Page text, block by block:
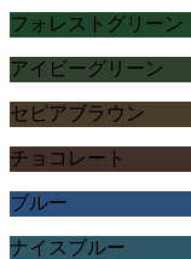
フォレストグリーン
アイビーグリーン
セピアブラウン
チョコレート
ブルー
ナイスブルー